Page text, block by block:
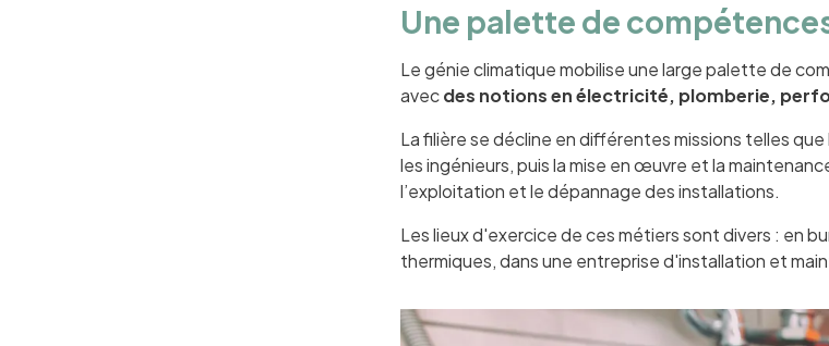
Une palette de
Le génie climatique mobilise une large palette de
avecdes notions en électricité, plomberie,
La filière se décline en différentes missions telles
les ingénieurs, puis la mise en œuvre et la
l’exploitation et le dépannage des installations.
Les lieux d'exercice de ces métiers sont divers : en
thermiques, dans une entreprise d'installation et